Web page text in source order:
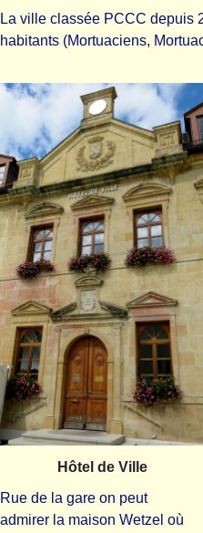
La ville classée PCCC depuis
habitants (Mortuaciens,
Hôtel de Ville
Rue de la gare on peut
admirer la maison Wetzel où